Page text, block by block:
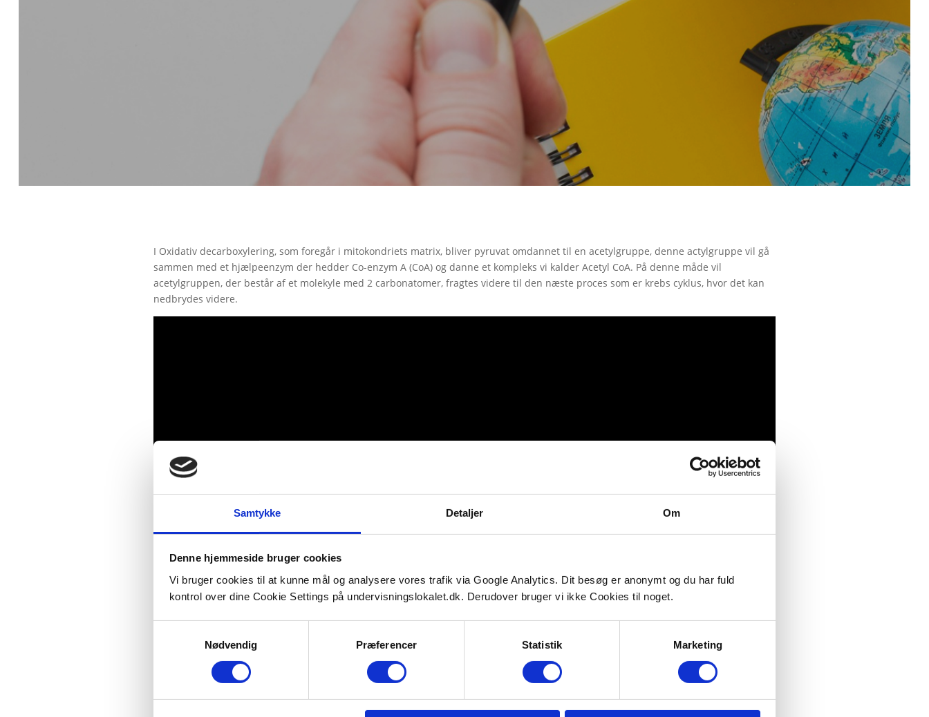
Samtykke Detaljer Om
Denne hjemmeside bruger cookies
Vi bruger cookies til at kunne mål og analysere vores trafik via Google Analytics. Dit besøg er anonymt og du har fuld
kontrol over dine Cookie Settings på undervisningslokalet.dk. Derudover bruger vi ikke Cookies til noget.
Nødvendig
Præferencer Statistik Marketing
I Oxidativ decarboxylering, som foregår i mitokondriets matrix, bliver pyruvat omdannet til en acetylgruppe, denne actylgruppe vil gå
sammen med et hjælpeenzym der hedder Co-enzym A (CoA) og danne et kompleks vi kalder Acetyl CoA. På denne måde vil
acetylgruppen, der består af et molekyle med 2 carbonatomer, fragtes videre til den næste proces som er krebs cyklus, hvor det kan
nedbrydes videre.